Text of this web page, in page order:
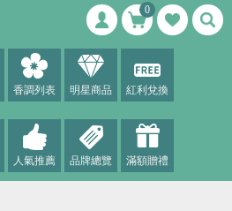
0
香調列表 明星商品 紅利兌換
人氣推薦 品牌總覽 滿額贈禮